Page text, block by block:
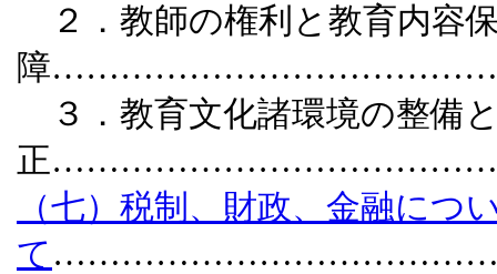
２．教師の権利と教育内容
障
３．教育文化諸環境の整備
正
（七）税制、財政、金融につ
て